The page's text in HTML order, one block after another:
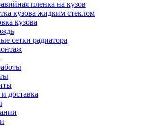
пленка на кузов
кузова жидким стеклом
кузова
сетки радиатора
доставка